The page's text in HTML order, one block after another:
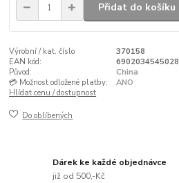
Přidat do košíku
Výrobní / kat. číslo
370158
EAN kód:
6902034545028
Původ:
China
💳 Možnost odložené platby:
ANO
Hlídat cenu / dostupnost
Do oblíbených
Dárek ke každé objednávce
již od 500,-Kč